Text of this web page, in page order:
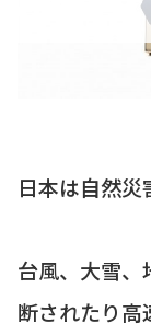
日本は自然災
台風、大雪、
断されたり高